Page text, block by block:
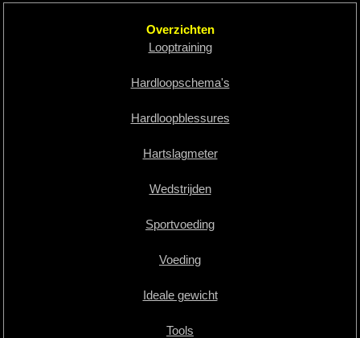
Overzichten
Looptraining
Hardloopschema's
Hardloopblessures
Hartslagmeter
Wedstrijden
Sportvoeding
Voeding
Ideale gewicht
Tools